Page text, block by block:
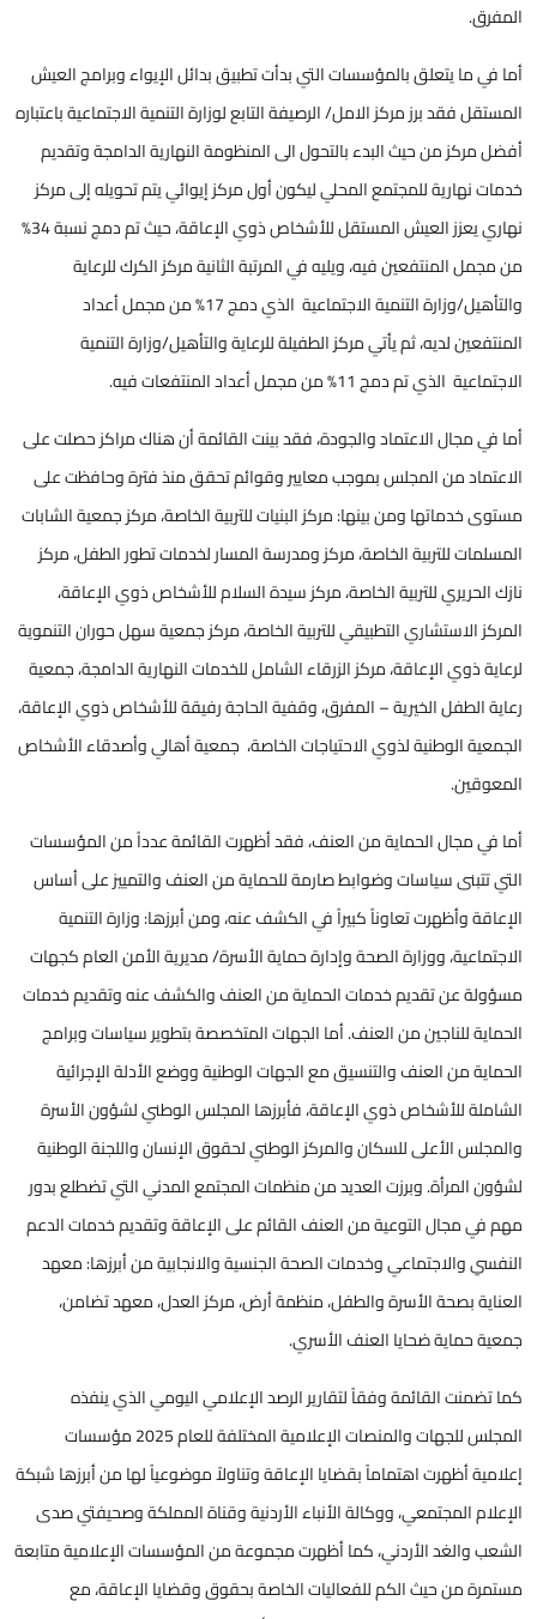
المفرق.
أما في ما يتعلق بالمؤسسات التي بدأت تطبيق بدائل الإيواء وبرامج العيش
المستقل فقد برز مركز الامل/ الرصيفة التابع لوزارة التنمية الاجتماعية باعتباره
أفضل مركز من حيث البدء بالتحول الى المنظومة النهارية الدامجة وتقديم
خدمات نهارية للمجتمع المحلي ليكون أول مركز إيوائي يتم تحويله إلى مركز
نهاري يعزز العيش المستقل للأشخاص ذوي الإعاقة، حيث تم دمج نسبة 34%
من مجمل المنتفعين فيه، ويليه في المرتبة الثانية مركز الكرك للرعاية
والتأهيل/وزارة التنمية الاجتماعية الذي دمج 17% من مجمل أعداد
المنتفعين لديه، ثم يأتي مركز الطفيلة للرعاية والتأهيل/وزارة التنمية
الاجتماعية الذي تم دمج 11% من مجمل أعداد المنتفعات فيه.
أما في مجال الاعتماد والجودة، فقد بينت القائمة أن هناك مراكز حصلت على
الاعتماد من المجلس بموجب معايير وقوائم تحقق منذ فترة وحافظت على
مستوى خدماتها ومن بينها: مركز البنيات للتربية الخاصة، مركز جمعية الشابات
المسلمات للتربية الخاصة، مركز ومدرسة المسار لخدمات تطور الطفل، مركز
نازك الحريري للتربية الخاصة، مركز سيدة السلام للأشخاص ذوي الإعاقة،
المركز الاستشاري التطبيقي للتربية الخاصة، مركز جمعية سهل حوران التنموية
لرعاية ذوي الإعاقة، مركز الزرقاء الشامل للخدمات النهارية الدامجة، جمعية
رعاية الطفل الخيرية – المفرق، وقفية الحاجة رفيقة للأشخاص ذوي الإعاقة،
الجمعية الوطنية لذوي الاحتياجات الخاصة، جمعية أهالي وأصدقاء الأشخاص
المعوقين.
أما في مجال الحماية من العنف، فقد أظهرت القائمة عدداً من المؤسسات
التي تتبنى سياسات وضوابط صارمة للحماية من العنف والتمييز على أساس
الإعاقة وأظهرت تعاوناً كبيراً في الكشف عنه، ومن أبرزها: وزارة التنمية
الاجتماعية، ووزارة الصحة وإدارة حماية الأسرة/ مديرية الأمن العام كجهات
مسؤولة عن تقديم خدمات الحماية من العنف والكشف عنه وتقديم خدمات
الحماية للناجين من العنف. أما الجهات المتخصصة بتطوير سياسات وبرامج
الحماية من العنف والتنسيق مع الجهات الوطنية ووضع الأدلة الإجرائية
الشاملة للأشخاص ذوي الإعاقة، فأبرزها المجلس الوطني لشؤون الأسرة
والمجلس الأعلى للسكان والمركز الوطني لحقوق الإنسان واللجنة الوطنية
لشؤون المرأة. وبرزت العديد من منظمات المجتمع المدني التي تضطلع بدور
مهم في مجال التوعية من العنف القائم على الإعاقة وتقديم خدمات الدعم
النفسي والاجتماعي وخدمات الصحة الجنسية والانجابية من أبرزها: معهد
العناية بصحة الأسرة والطفل، منظمة أرض، مركز العدل، معهد تضامن،
جمعية حماية ضحايا العنف الأسري.
كما تضمنت القائمة وفقاً لتقارير الرصد الإعلامي اليومي الذي ينفذه
المجلس للجهات والمنصات الإعلامية المختلفة للعام 2025 مؤسسات
إعلامية أظهرت اهتماماً بقضايا الإعاقة وتناولاً موضوعياً لها من أبرزها شبكة
الإعلام المجتمعي، ووكالة الأنباء الأردنية وقناة المملكة وصحيفتي صدى
الشعب والغد الأردني، كما أظهرت مجموعة من المؤسسات الإعلامية متابعة
مستمرة من حيث الكم للفعاليات الخاصة بحقوق وقضايا الإعاقة، مع